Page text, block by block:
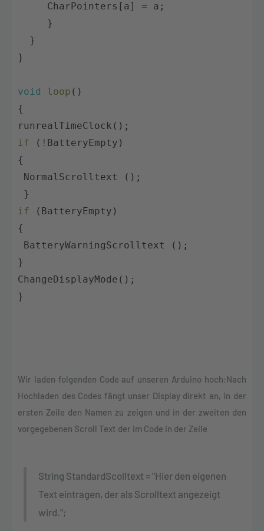
CharPointers [ a ] = a ;
}
}
}
void loop ( )
{
runrealTimeClock ( ) ;
if
( ! BatteryEmpty )
{
NormalScrolltext
( ) ;
}
if
( BatteryEmpty )
{
BatteryWarningScrolltext
( ) ;
}
ChangeDisplayMode ( ) ;
}
Wir laden folgenden Code auf unseren Arduino hoch:Nach
Hochladen des Codes fängt unser Display direkt an, in der
ersten Zeile den Namen zu zeigen und in der zweiten den
vorgegebenen Scroll Text der im Code in der Zeile
String StandardScolltext = "Hier den eigenen
Text eintragen, der als Scrolltext angezeigt
wird.";